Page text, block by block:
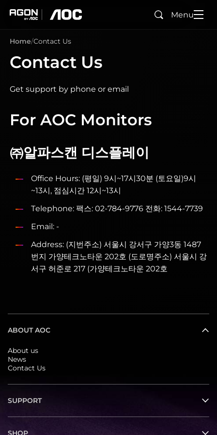
SearchMenu
Home Contact Us
Contact Us
Get support by phone or email
For AOC Monitors
㈜알파스캔 디스플레이
Office Hours: (평일) 9시~17시30분 (토요일)9시
~13시, 점심시간 12시~13시
Telephone: 팩스: 02-784-9776 전화: 1544-7739
Email: -
Address: (지번주소) 서울시 강서구 가양3동 1487
번지 가양테크노타운 202호 (도로명주소) 서울시 강
서구 허준로 217 (가양테크노타운 202호
ABOUT AOC
About us
News
Contact Us
SUPPORT
SHOP